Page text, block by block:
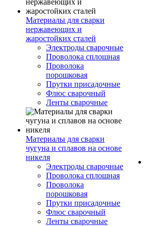
Материалы для сварки
нержавеющих и
жаростойких сталей
Электроды сварочные
Проволока сплошная
Проволока
порошковая
Прутки присадочные
Флюс сварочный
Ленты сварочные
Материалы для сварки
чугуна и сплавов на основе
никеля
Электроды сварочные
Проволока сплошная
Проволока
порошковая
Прутки присадочные
Флюс сварочный
Ленты сварочные